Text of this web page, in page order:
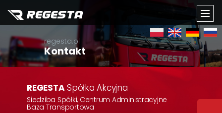
regesta.pl
Kontakt
REGESTASpółka Akcyjna
Siedziba Spółki, Centrum Administracyjne
Baza Transportowa